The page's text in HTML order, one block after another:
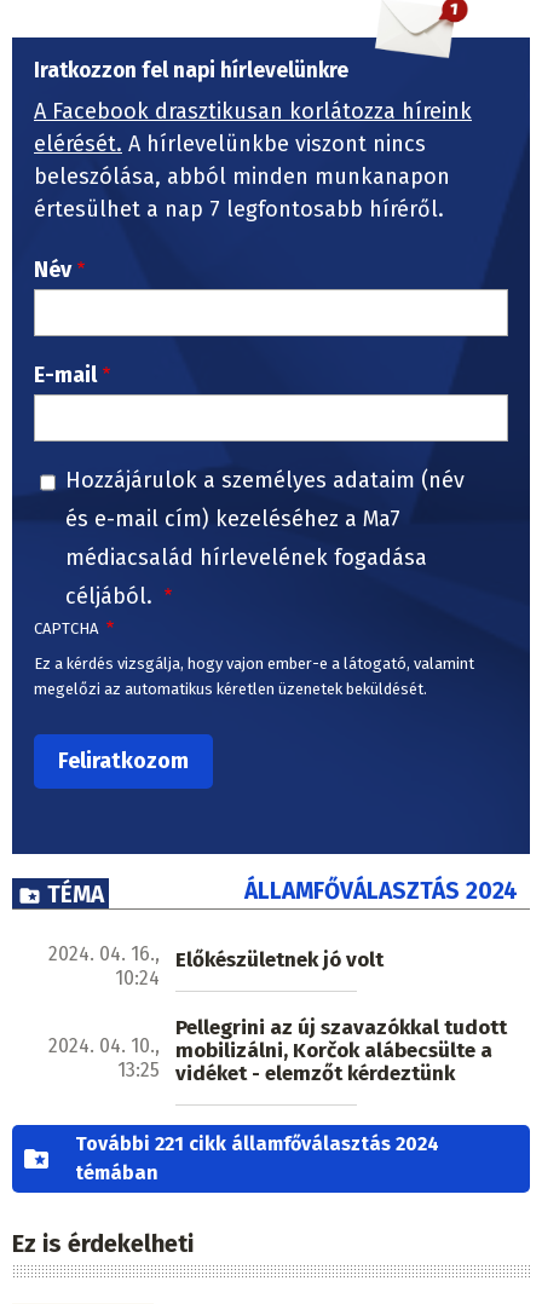
Iratkozzon fel napi hírlevelünkre
A Facebook drasztikusan korlátozza híreink
elérését. A hírlevelünkbe viszont nincs
beleszólása, abból minden munkanapon
értesülhet a nap 7 legfontosabb híréről.
Név
E-mail
Hozzájárulok a személyes adataim (név
és e-mail cím) kezeléséhez a Ma7
médiacsalád hírlevelének fogadása
céljából.
CAPTCHA
Ez a kérdés vizsgálja, hogy vajon ember-e a látogató, valamint
megelőzi az automatikus kéretlen üzenetek beküldését.
TÉMA ÁLLAMFŐVÁLASZTÁS 2024
2024. 04. 16.,
10:24
Előkészületnek jó volt
2024. 04. 10.,
13:25
Pellegrini az új szavazókkal tudott
mobilizálni, Korčok alábecsülte a
vidéket - elemzőt kérdeztünk
További 221 cikk államfőválasztás 2024
témában
Ez is érdekelheti